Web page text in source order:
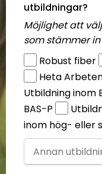
utbildningar?
Möjlighet att
som stämmer
Robust fiber
Heta
Utbildning inom
BAS-P
inom hög- eller